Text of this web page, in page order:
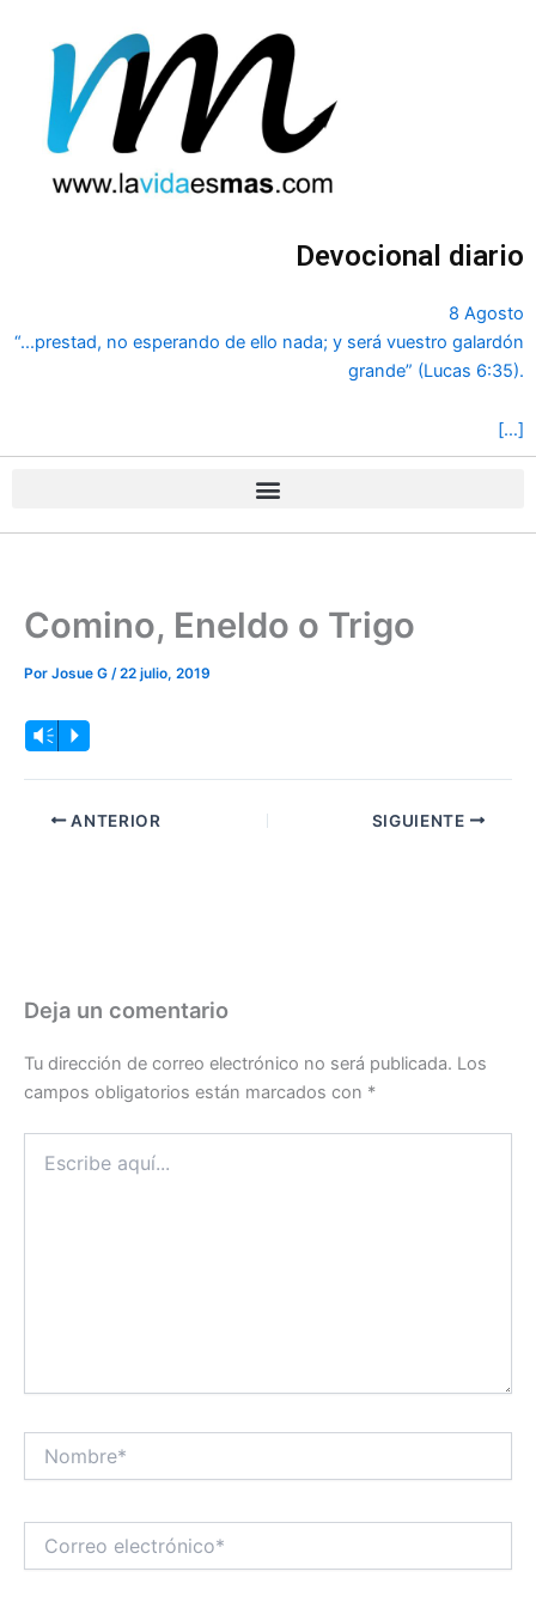
contenido
Devocional diario
8 Agosto
“...prestad, no esperando de ello nada; y será vuestro galardón
grande” (Lucas 6:35).
[…]
Comino, Eneldo o Trigo
Por Josue G /22 julio, 2019
Reproductor
Vm P
ANTERIOR SIGUIENTE
Deja un comentario
Tu dirección de correo electrónico no será publicada. Los
campos obligatorios están marcados con *
aquí...
electrónico*